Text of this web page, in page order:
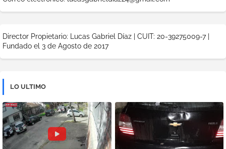
Director Propietario: Lucas Gabriel Díaz | CUIT: 20-39275009-7 |
Fundado el 3 de Agosto de 2017
LO ULTIMO